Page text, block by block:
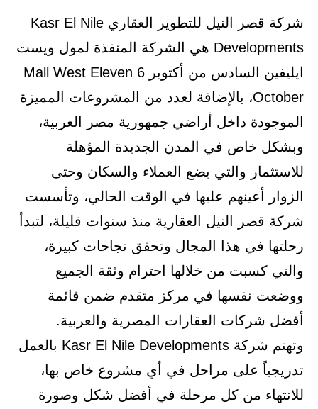
شركة قصر النيل للتطوير العقاري Kasr El Nile
Developments هي الشركة المنفذة لمول ويست
ايليفين السادس من أكتوبر Mall West Eleven 6
October، بالإضافة لعدد من المشروعات المميزة
الموجودة داخل أراضي جمهورية مصر العربية،
وبشكل خاص في المدن الجديدة المؤهلة
للاستثمار والتي يضع العملاء والسكان وحتى
الزوار أعينهم عليها في الوقت الحالي، وتأسست
شركة قصر النيل العقارية منذ سنوات قليلة، لتبدأ
رحلتها في هذا المجال وتحقق نجاحات كبيرة،
والتي كسبت من خلالها احترام وثقة الجميع
ووضعت نفسها في مركز متقدم ضمن قائمة
أفضل شركات العقارات المصرية والعربية.
وتهتم شركة Kasr El Nile Developments بالعمل
تدريجياً على مراحل في أي مشروع خاص بها،
للانتهاء من كل مرحلة في أفضل شكل وصورة